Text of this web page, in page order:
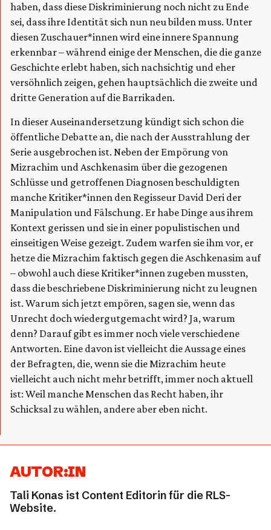
haben, dass diese Diskriminierung noch nicht zu Ende
sei, dass ihre Identität sich nun neu bilden muss. Unter
diesen Zuschauer*innen wird eine innere Spannung
erkennbar – während einige der Menschen, die die ganze
Geschichte erlebt haben, sich nachsichtig und eher
versöhnlich zeigen, gehen hauptsächlich die zweite und
dritte Generation auf die Barrikaden.
In dieser Auseinandersetzung kündigt sich schon die
öffentliche Debatte an, die nach der Ausstrahlung der
Serie ausgebrochen ist. Neben der Empörung von
Mizrachim und Aschkenasim über die gezogenen
Schlüsse und getroffenen Diagnosen beschuldigten
manche Kritiker*innen den Regisseur David Deri der
Manipulation und Fälschung. Er habe Dinge aus ihrem
Kontext gerissen und sie in einer populistischen und
einseitigen Weise gezeigt. Zudem warfen sie ihm vor, er
hetze die Mizrachim faktisch gegen die Aschkenasim auf
– obwohl auch diese Kritiker*innen zugeben mussten,
dass die beschriebene Diskriminierung nicht zu leugnen
ist. Warum sich jetzt empören, sagen sie, wenn das
Unrecht doch wiedergutgemacht wird? Ja, warum
denn? Darauf gibt es immer noch viele verschiedene
Antworten. Eine davon ist vielleicht die Aussage eines
der Befragten, die, wenn sie die Mizrachim heute
vielleicht auch nicht mehr betrifft, immer noch aktuell
ist: Weil manche Menschen das Recht haben, ihr
Schicksal zu wählen, andere aber eben nicht.
AUTOR:IN
Tali Konas ist Content Editorin für die RLS-
Website.